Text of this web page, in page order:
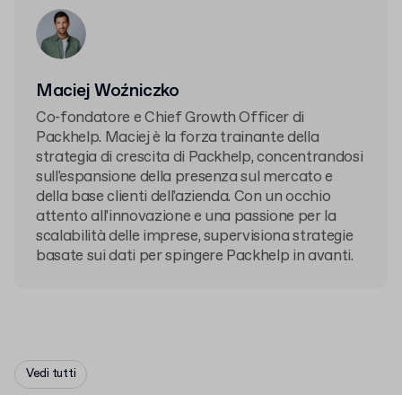
Maciej Woźniczko
Co-fondatore e Chief Growth Officer di
Packhelp. Maciej è la forza trainante della
strategia di crescita di Packhelp, concentrandosi
sull'espansione della presenza sul mercato e
della base clienti dell'azienda. Con un occhio
attento all'innovazione e una passione per la
scalabilità delle imprese, supervisiona strategie
basate sui dati per spingere Packhelp in avanti.
Vedi tutti